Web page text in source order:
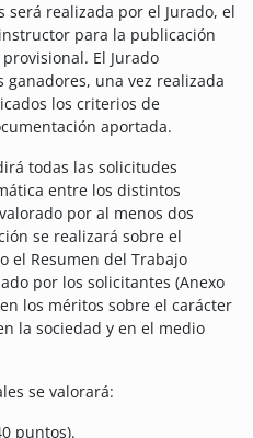
será realizada por el Jurado, el
para la publicación
El Jurado
una vez realizada
los criterios de
aportada.
todas las solicitudes
entre los distintos
por al menos dos
se realizará sobre el
el Resumen del Trabajo
por los solicitantes (Anexo
los méritos sobre el carácter
la sociedad y en el medio
se valorará:
puntos).